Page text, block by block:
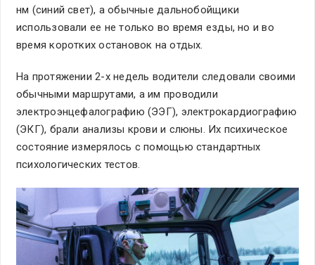
нм (синий свет), а обычные дальнобойщики
использовали ее не только во время езды, но и во
время коротких остановок на отдых.
На протяжении 2-х недель водители следовали своими
обычными маршрутами, а им проводили
электроэнцефалографию (ЭЭГ), электрокардиографию
(ЭКГ), брали анализы крови и слюны. Их психическое
состояние измерялось с помощью стандартных
психологических тестов.